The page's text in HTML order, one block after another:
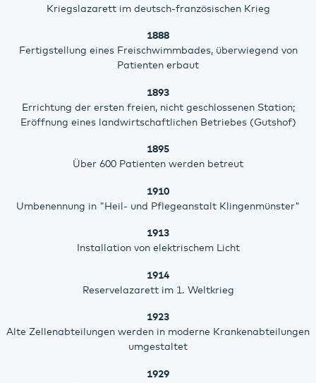
Kriegslazarett im deutsch-französischen Krieg
1888
Fertigstellung eines Freischwimmbades, überwiegend von
Patienten erbaut
1893
Errichtung der ersten freien, nicht geschlossenen Station;
Eröffnung eines landwirtschaftlichen Betriebes (Gutshof)
1895
Über 600 Patienten werden betreut
1910
Umbenennung in "Heil- und Pflegeanstalt Klingenmünster"
1913
Installation von elektrischem Licht
1914
Reservelazarett im 1. Weltkrieg
1923
Alte Zellenabteilungen werden in moderne Krankenabteilungen
umgestaltet
1929